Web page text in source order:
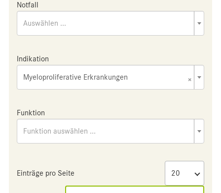
Notfall
Auswählen ...
Indikation
×
Myeloproliferative Erkrankungen
Funktion
Funktion auswählen ...
Einträge pro Seite